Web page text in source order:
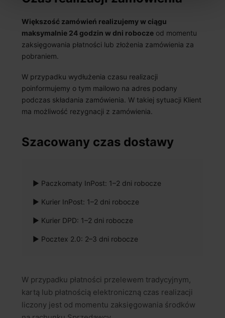
Większość zamówień realizujemy w ciągu
maksymalnie 24 godzin w dni robocze od momentu
zaksięgowania płatności lub złożenia zamówienia za
pobraniem.
W przypadku wydłużenia czasu realizacji
poinformujemy o tym mailowo na adres podany
podczas składania zamówienia. W takiej sytuacji Klient
ma możliwość rezygnacji z zamówienia.
Szacowany czas dostawy
▶ Paczkomaty InPost: 1–2 dni robocze
▶ Kurier InPost: 1–2 dni robocze
▶ Kurier DPD: 1–2 dni robocze
▶ Pocztex 2.0: 2–3 dni robocze
W przypadku płatności przelewem tradycyjnym,
kartą lub płatnością elektroniczną czas realizacji
liczony jest od momentu zaksięgowania środków